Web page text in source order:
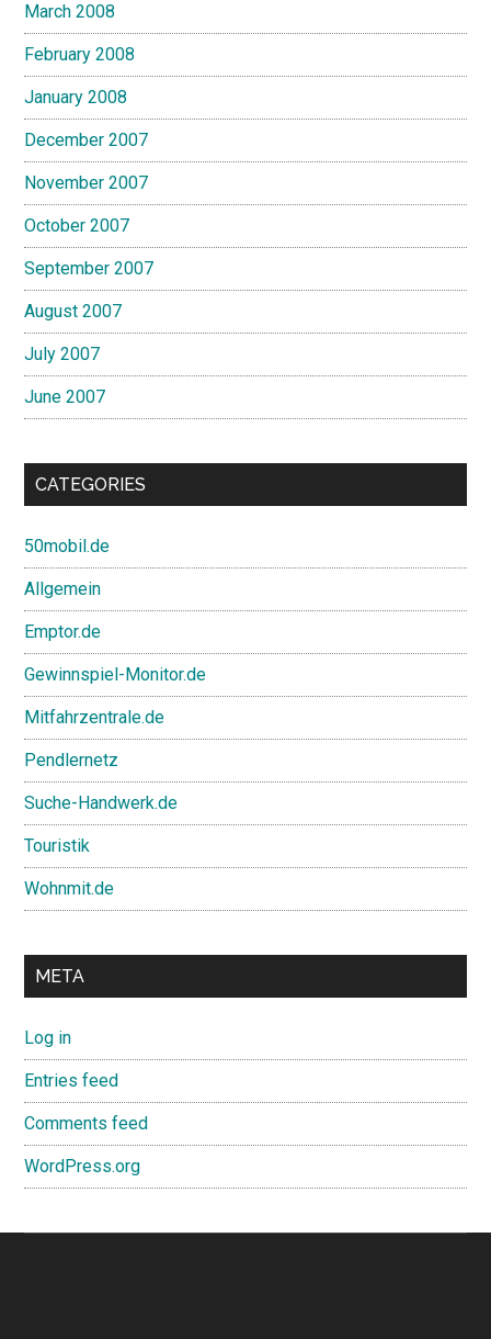
March 2008
February 2008
January 2008
December 2007
November 2007
October 2007
September 2007
August 2007
July 2007
June 2007
CATEGORIES
50mobil.de
Allgemein
Emptor.de
Gewinnspiel-Monitor.de
Mitfahrzentrale.de
Pendlernetz
Suche-Handwerk.de
Touristik
Wohnmit.de
META
Log in
Entries feed
Comments feed
WordPress.org